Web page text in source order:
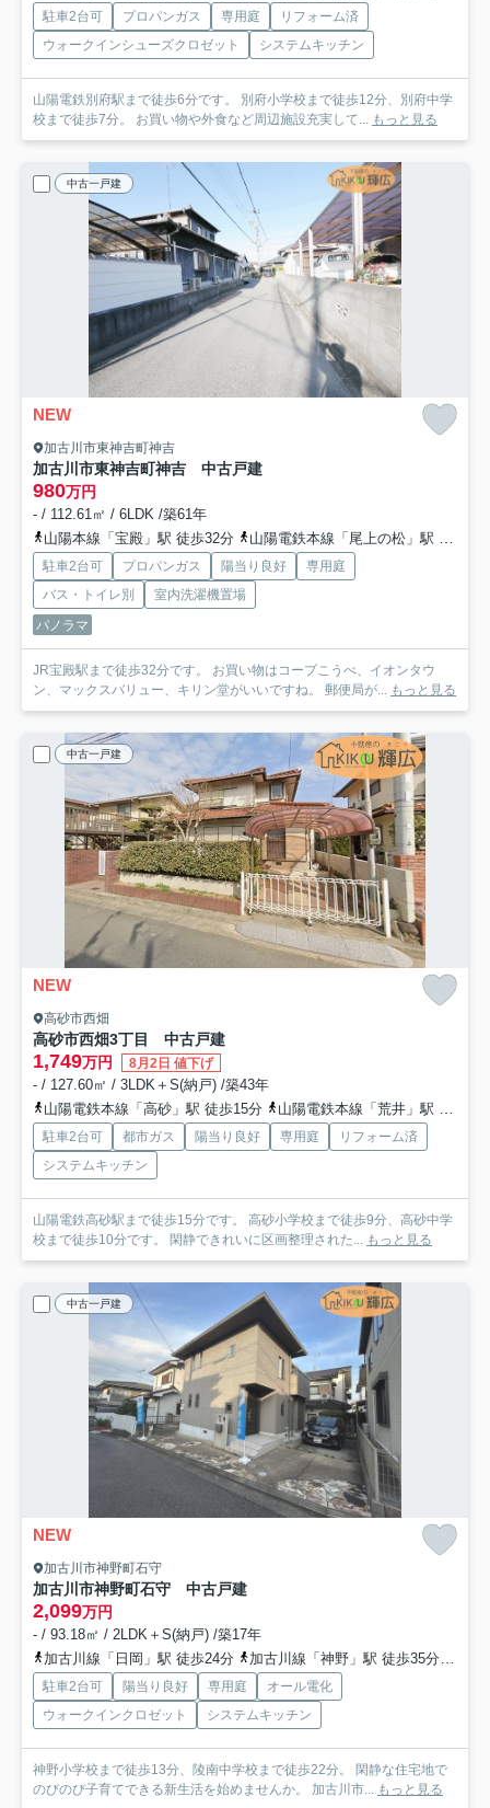
駐車2台可 プロパンガス 専用庭
リフォーム済
ウォークインシューズクロゼット
システムキッチン
山陽電鉄別府駅まで徒歩6分です。 別府小学校まで徒歩12分、別府中学
校まで徒歩7分。 お買い物や外食など周辺施設充実して... もっと見る
中古一戸建
NEW
加古川市東神吉町神吉
加古川市東神吉町神吉 中古戸建
980万円
- / 112.61㎡ / 6LDK /築61年
山陽本線「宝殿」駅 徒歩32分
山陽電鉄本線「尾上の松」駅 徒歩76分
駐車2台可 プロパンガス 陽当り良好
専用庭
バス・トイレ別
室内洗濯機置場
パノラマ
JR宝殿駅まで徒歩32分です。 お買い物はコープこうべ、イオンタウ
ン、マックスバリュー、キリン堂がいいですね。 郵便局が... もっと見る
中古一戸建
NEW
高砂市西畑
高砂市西畑3丁目 中古戸建
1,749万円 8月2日 値下げ
- / 127.60㎡ / 3LDK＋S(納戸) /築43年
山陽電鉄本線「高砂」駅 徒歩15分
山陽電鉄本線「荒井」駅 徒歩17分
駐車2台可 都市ガス 陽当り良好 専用庭
リフォーム済
システムキッチン
山陽電鉄高砂駅まで徒歩15分です。 高砂小学校まで徒歩9分、高砂中学
校まで徒歩10分です。 閑静できれいに区画整理された... もっと見る
中古一戸建
NEW
加古川市神野町石守
加古川市神野町石守 中古戸建
2,099万円
- / 93.18㎡ / 2LDK＋S(納戸) /築17年
加古川線「日岡」駅 徒歩24分
加古川線「神野」駅 徒歩35分
駐車2台可 陽当り良好 専用庭
オール電化
ウォークインクロゼット
システムキッチン
神野小学校まで徒歩13分、陵南中学校まで徒歩22分。 閑静な住宅地で
のびのび子育てできる新生活を始めませんか。 加古川市... もっと見る